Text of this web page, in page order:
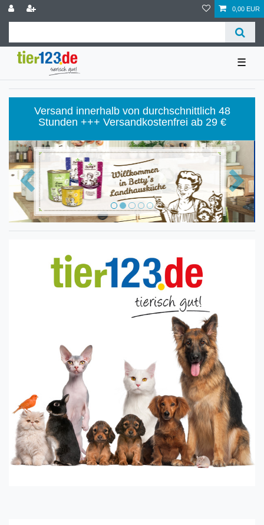
0,00 EUR
☰
Versand innerhalb von durchschnittlich 48
Stunden +++ Versandkostenfrei ab 29 €